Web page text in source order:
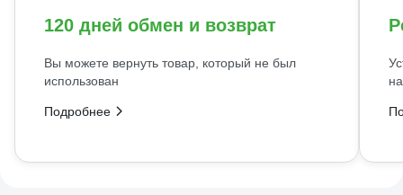
120 дней обмен и возврат
Вы можете вернуть товар, который не был
использован
Подробнее